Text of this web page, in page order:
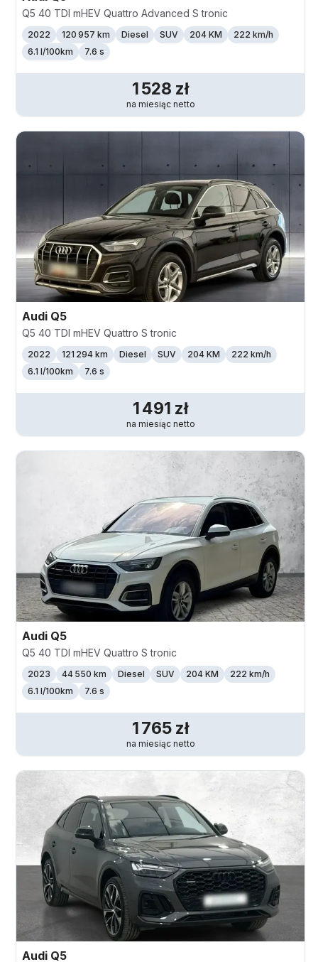
Q5 40 TDI mHEV Quattro Advanced S tronic
2022 120 957 km Diesel SUV 204 KM 222 km/h
6.1 l/100km
7.6 s
1 528 zł
na miesiąc netto
Audi Q5
Q5 40 TDI mHEV Quattro S tronic
2022 121 294 km Diesel SUV 204 KM 222 km/h
6.1 l/100km
7.6 s
1 491 zł
na miesiąc netto
Audi Q5
Q5 40 TDI mHEV Quattro S tronic
2023 44 550 km Diesel SUV 204 KM 222 km/h
6.1 l/100km
7.6 s
1 765 zł
na miesiąc netto
Audi Q5